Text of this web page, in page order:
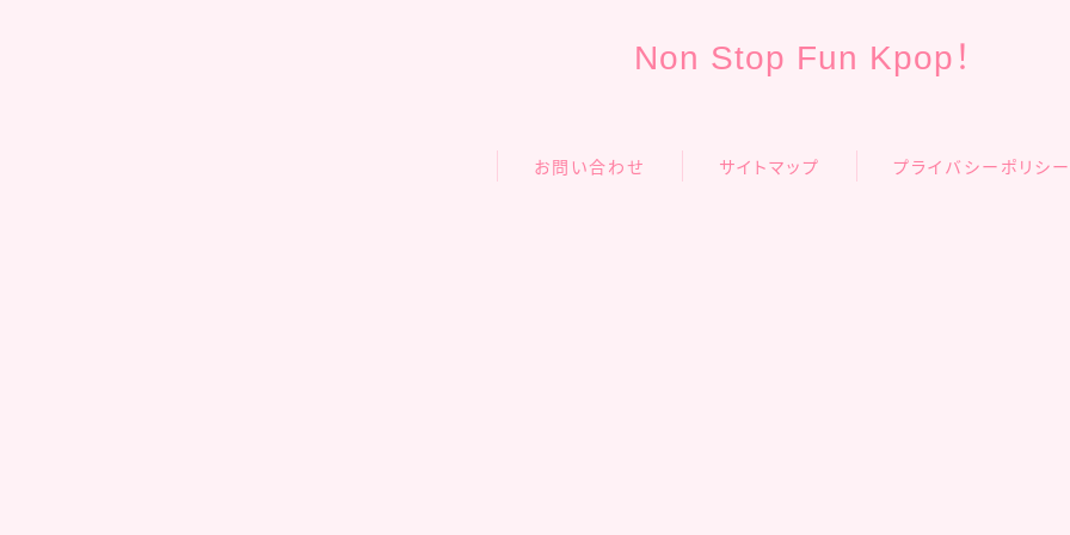
Non Stop Fun Kpop！
お問い合わせ サイトマップ プライバシーポリシ